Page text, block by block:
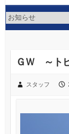
ＧＷ ～ト
スタッフ